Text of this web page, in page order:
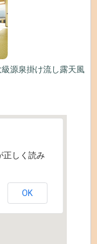
源泉掛け流し露天風
正しく読み
OK